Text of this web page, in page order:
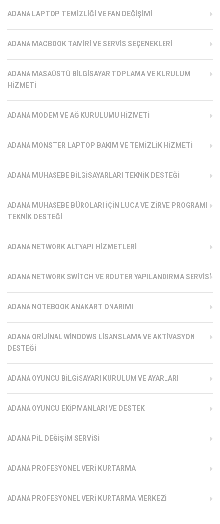
ADANA LAPTOP TEMIZLIĞI VE FAN DEĞIŞIMI
ADANA MACBOOK TAMIRI VE SERVIS SEÇENEKLERI
ADANA MASAÜSTÜ BILGISAYAR TOPLAMA VE KURULUM
HIZMETI
ADANA MODEM VE AĞ KURULUMU HIZMETI
ADANA MONSTER LAPTOP BAKIM VE TEMIZLIK HIZMETI
ADANA MUHASEBE BILGISAYARLARI TEKNIK DESTEĞI
ADANA MUHASEBE BÜROLARI İÇIN LUCA VE ZIRVE PROGRAMI
TEKNIK DESTEĞI
ADANA NETWORK ALTYAPI HIZMETLERI
ADANA NETWORK SWITCH VE ROUTER YAPILANDIRMA SERVISI
ADANA NOTEBOOK ANAKART ONARIMI
ADANA ORIJINAL WINDOWS LISANSLAMA VE AKTIVASYON
DESTEĞI
ADANA OYUNCU BILGISAYARI KURULUM VE AYARLARI
ADANA OYUNCU EKIPMANLARI VE DESTEK
ADANA PIL DEĞIŞIM SERVISI
ADANA PROFESYONEL VERI KURTARMA
ADANA PROFESYONEL VERI KURTARMA MERKEZI